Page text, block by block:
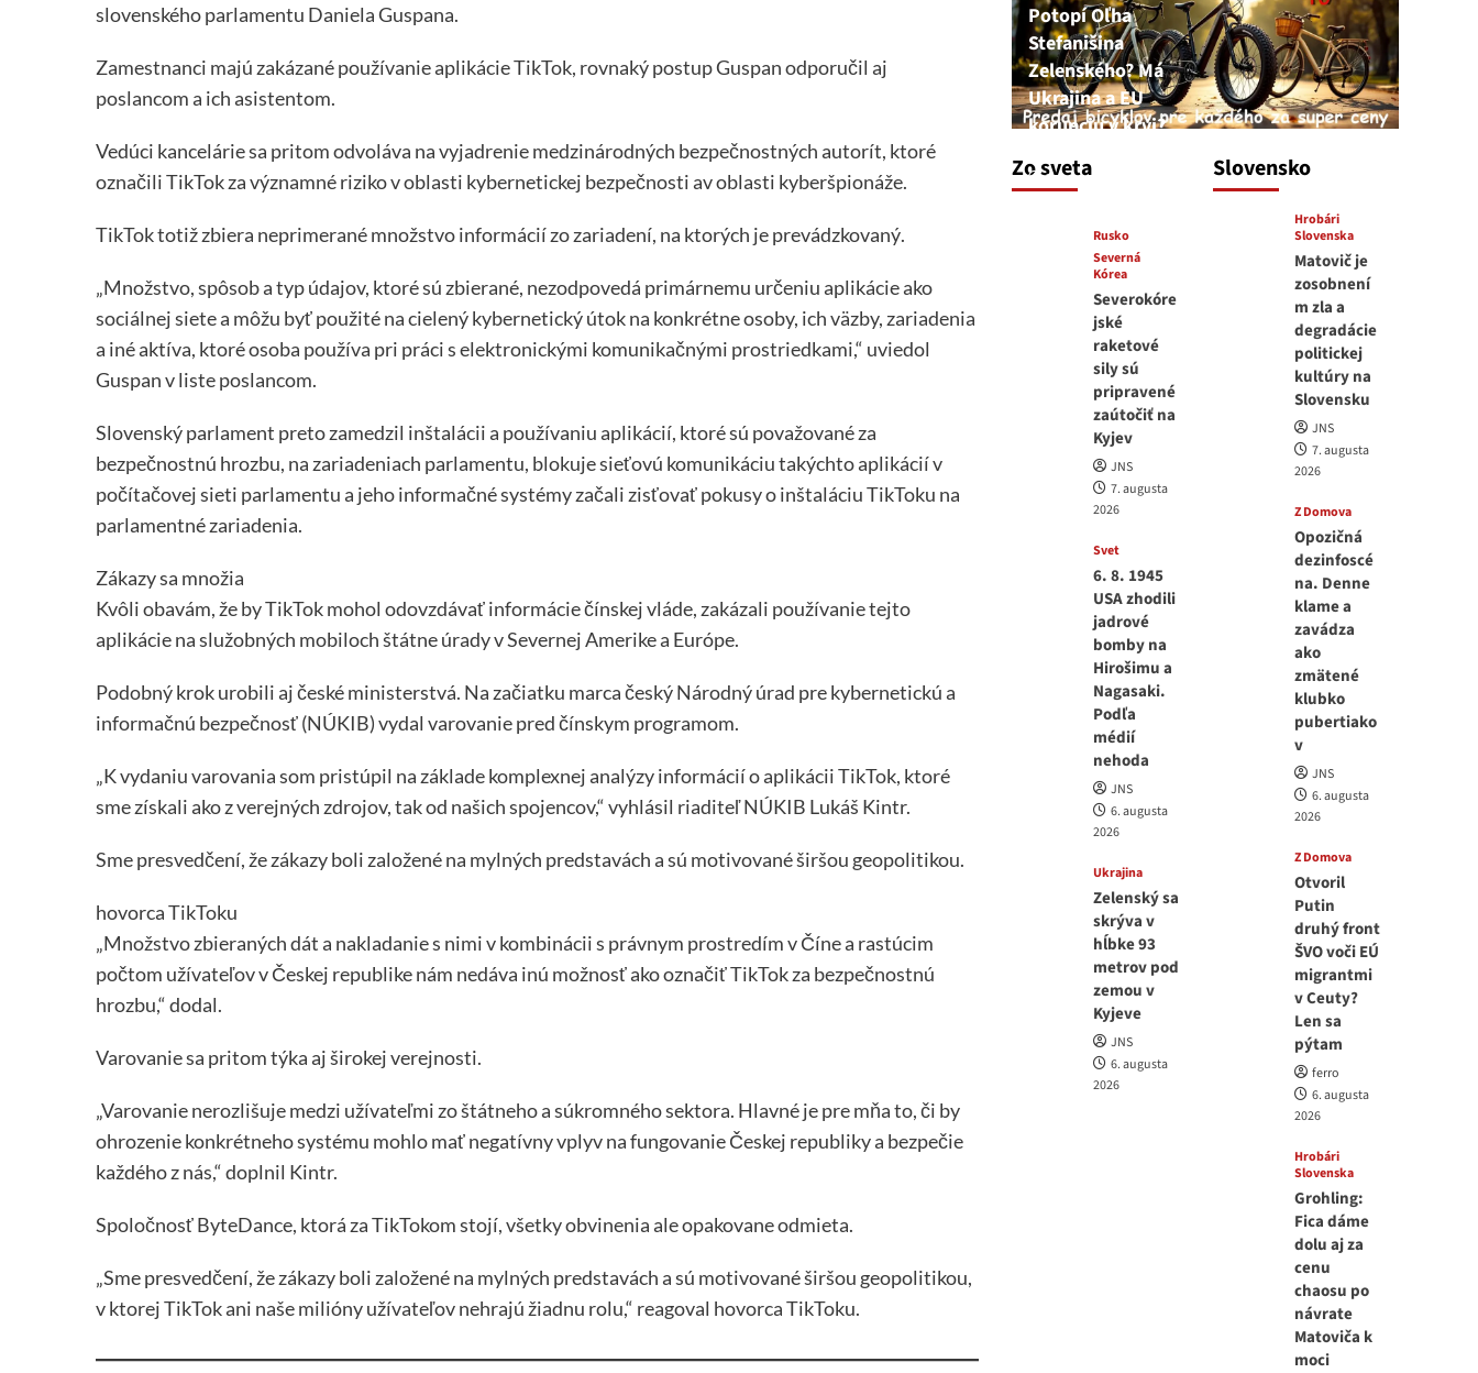
slovenského parlamentu Daniela Guspana.
Zamestnanci majú zakázané používanie aplikácie TikTok, rovnaký postup Guspan odporučil aj
poslancom a ich asistentom.
Vedúci kancelárie sa pritom odvoláva na vyjadrenie medzinárodných bezpečnostných autorít, ktoré
označili TikTok za významné riziko v oblasti kybernetickej bezpečnosti av oblasti kyberšpionáže.
TikTok totiž zbiera neprimerané množstvo informácií zo zariadení, na ktorých je prevádzkovaný.
„Množstvo, spôsob a typ údajov, ktoré sú zbierané, nezodpovedá primárnemu určeniu aplikácie ako
sociálnej siete a môžu byť použité na cielený kybernetický útok na konkrétne osoby, ich väzby, zariadenia
a iné aktíva, ktoré osoba používa pri práci s elektronickými komunikačnými prostriedkami,“ uviedol
Guspan v liste poslancom.
Slovenský parlament preto zamedzil inštalácii a používaniu aplikácií, ktoré sú považované za
bezpečnostnú hrozbu, na zariadeniach parlamentu, blokuje sieťovú komunikáciu takýchto aplikácií v
počítačovej sieti parlamentu a jeho informačné systémy začali zisťovať pokusy o inštaláciu TikToku na
parlamentné zariadenia.
Zákazy sa množia
Kvôli obavám, že by TikTok mohol odovzdávať informácie čínskej vláde, zakázali používanie tejto
aplikácie na služobných mobiloch štátne úrady v Severnej Amerike a Európe.
Podobný krok urobili aj české ministerstvá. Na začiatku marca český Národný úrad pre kybernetickú a
informačnú bezpečnosť (NÚKIB) vydal varovanie pred čínskym programom.
„K vydaniu varovania som pristúpil na základe komplexnej analýzy informácií o aplikácii TikTok, ktoré
sme získali ako z verejných zdrojov, tak od našich spojencov,“ vyhlásil riaditeľ NÚKIB Lukáš Kintr.
Sme presvedčení, že zákazy boli založené na mylných predstavách a sú motivované širšou geopolitikou.
hovorca TikToku
„Množstvo zbieraných dát a nakladanie s nimi v kombinácii s právnym prostredím v Číne a rastúcim
počtom užívateľov v Českej republike nám nedáva inú možnosť ako označiť TikTok za bezpečnostnú
hrozbu,“ dodal.
Varovanie sa pritom týka aj širokej verejnosti.
„Varovanie nerozlišuje medzi užívateľmi zo štátneho a súkromného sektora. Hlavné je pre mňa to, či by
ohrozenie konkrétneho systému mohlo mať negatívny vplyv na fungovanie Českej republiky a bezpečie
každého z nás,“ doplnil Kintr.
Spoločnosť ByteDance, ktorá za TikTokom stojí, všetky obvinenia ale opakovane odmieta.
„Sme presvedčení, že zákazy boli založené na mylných predstavách a sú motivované širšou geopolitikou,
v ktorej TikTok ani naše milióny užívateľov nehrajú žiadnu rolu,“ reagoval hovorca TikToku.
Zo sveta
Potopí Oľha
Stefanišina
Zelenského? Má
Ukrajina a EU
korupciu v krvi?
7. augusta 2026
Rusko
Severná
Kórea
Severokóre
jské
raketové
sily sú
pripravené
zaútočiť na
Kyjev
JNS
7. augusta
2026
Svet
6. 8. 1945
USA zhodili
jadrové
bomby na
Hirošimu a
Nagasaki.
Podľa
médií
nehoda
JNS
6. augusta
2026
Ukrajina
Zelenský sa
skrýva v
hĺbke 93
metrov pod
zemou v
Kyjeve
JNS
6. augusta
2026
Slovensko
Hrobári
Slovenska
Matovič je
zosobnení
m zla a
degradácie
politickej
kultúry na
Slovensku
JNS
7. augusta
2026
Z Domova
Opozičná
dezinfoscé
na. Denne
klame a
zavádza
ako
zmätené
klubko
pubertiako
v
JNS
6. augusta
2026
Z Domova
Otvoril
Putin
druhý front
ŠVO voči EÚ
migrantmi
v Ceuty?
Len sa
pýtam
ferro
6. augusta
2026
Hrobári
Slovenska
Grohling:
Fica dáme
dolu aj za
cenu
chaosu po
návrate
Matoviča k
moci